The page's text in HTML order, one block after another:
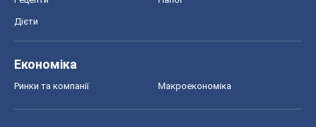
Дієти
Економіка
Ринки та компанії Макроекономіка